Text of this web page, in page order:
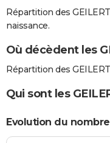
Répartition des
naissance.
Où décèdent les
Répartition des
Qui sont les
Evolution du